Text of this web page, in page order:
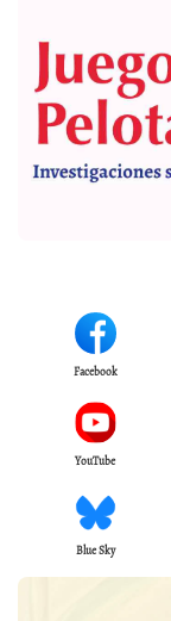
Facebook
YouTube
Blue Sky